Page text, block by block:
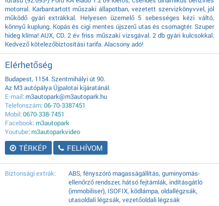
motorral. Karbantartott műszaki állapotban, vezetett szervizkönyvvel, jól
működő gyári extrákkal. Helyesen üzemelő 5 sebességes kézi váltó,
könnyű kuplung. Kopás és cigi mentes újszerű utas és csomagtér. Szuper
hideg klíma! AUX, CD. 2 év friss műszaki vizsgával. 2 db gyári kulcsokkal.
Kedvező kötelezőbiztosítási tarifa. Alacsony adó!
Elérhetőség
Budapest, 1154. Szentmihályi út 90.
Az M3 autópálya Újpalotai kijáratánál.
E-mail: m3autopark@m3autopark.hu
Telefonszám:06-70-3387451
Mobil:0670-338-7451
Facebook: m3autopark
Youtube: m3autoparkvideo
TÉRKÉP FELHÍVOM
Biztonsági extrák:
ABS, fényszóró magasságállítás, guminyomás-
ellenőrző rendszer, hátsó fejtámlák, indításgátló
(immobiliser), ISOFIX, ködlámpa, oldallégzsák,
utasoldali légzsák, vezetőoldali légzsák